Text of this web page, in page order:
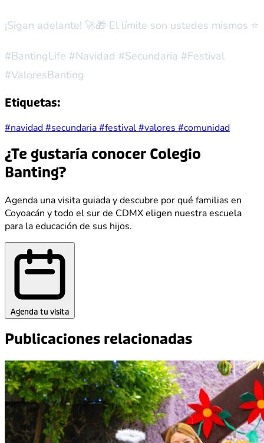
¡Sigan adelante! 🚀🎁 El límite son ustedes mismos ⭐
#BantingLife #Navidad #Secundaria #Festival
#ValoresBanting
Etiquetas:
#navidad#secundaria#festival#valores #comunidad
¿Te gustaría conocer Colegio
Banting?
Agenda una visita guiada y descubre por qué familias en
Coyoacán y todo el sur de CDMX eligen nuestra escuela
para la educación de sus hijos.
Agenda tu visita
Publicaciones relacionadas